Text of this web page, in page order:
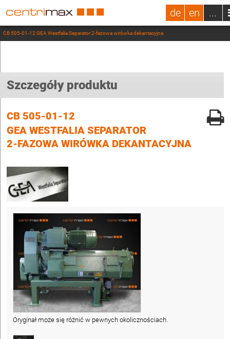
de en ...
CB 505-01-12 GEA Westfalia Separator 2-fazowa wirówka dekantacyjna
Szczegóły produktu
CB 505-01-12
GEA WESTFALIA SEPARATOR
2-FAZOWA WIRÓWKA DEKANTACYJNA
Oryginał może się różnić w pewnych okolicznościach.